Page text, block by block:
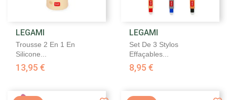
LEGAMI
Trousse 2 En 1 En
Silicone...
13,95 €
LEGAMI
Set De 3 Stylos
Effaçables...
8,95 €